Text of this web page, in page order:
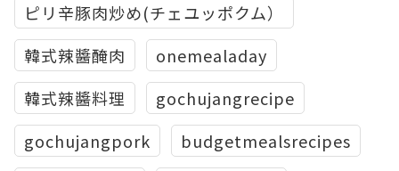
ピリ辛豚肉炒め(チェユッポクム）
韓式辣醬醃肉
onemealaday
韓式辣醬料理
gochujangrecipe
gochujangpork
budgetmealsrecipes